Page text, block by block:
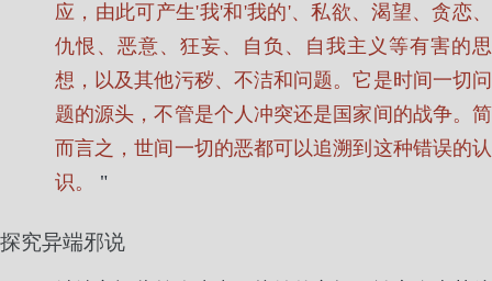
应，由此可产生'我'和'我的'、私欲、渴望、贪恋、
仇恨、恶意、狂妄、自负、自我主义等有害的思
想，以及其他污秽、不洁和问题。它是时间一切问
题的源头，不管是个人冲突还是国家间的战争。简
而言之，世间一切的恶都可以追溯到这种错误的认
识。
"
探究异端邪说